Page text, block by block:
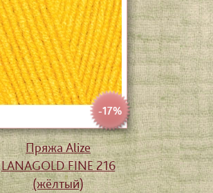
-17%
Пряжа Alize
LANAGOLD FINE 216
(жёлтый)